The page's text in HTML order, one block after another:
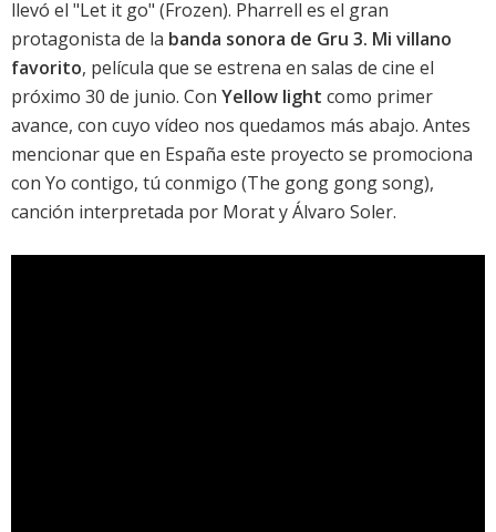
llevó el "Let it go" (Frozen). Pharrell es el gran
protagonista de la banda sonora de Gru 3. Mi villano
favorito, película que se estrena en salas de cine el
próximo 30 de junio. Con Yellow light como primer
avance, con cuyo vídeo nos quedamos más abajo. Antes
mencionar que en España este proyecto se promociona
con Yo contigo, tú conmigo (The gong gong song),
canción interpretada por MoratyÁlvaro Soler.